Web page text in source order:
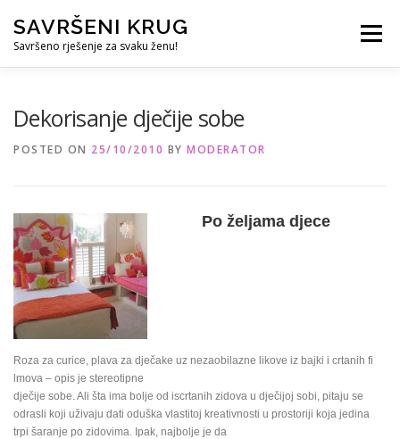
content
SAVRŠENI KRUG
Savršeno rješenje za svaku ženu!
Menu
Dekorisanje dječije sobe
POSTED ON 25/10/2010 BY MODERATOR
Po željama djece
Roza za curice, plava za dječake uz nezaobilazne likove iz bajki i crtanih fi
lmova – opis je stereotipne
dječije sobe. Ali šta ima bolje od iscrtanih zidova u dječijoj sobi, pitaju se
odrasli koji uživaju dati oduška vlastitoj kreativnosti u prostoriji koja jedina
trpi šaranje po zidovima. Ipak, najbolje je da